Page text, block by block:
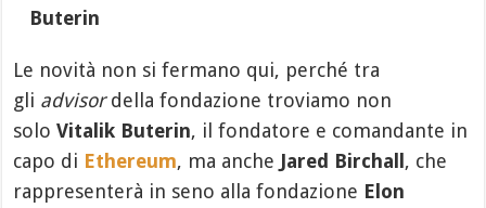
Buterin
Le novità non si fermano qui, perché tra
gli advisordella fondazione troviamo non
soloVitalik Buterin, il fondatore e comandante in
capo di Ethereum, ma anche Jared Birchall, che
rappresenterà in seno alla fondazione Elon